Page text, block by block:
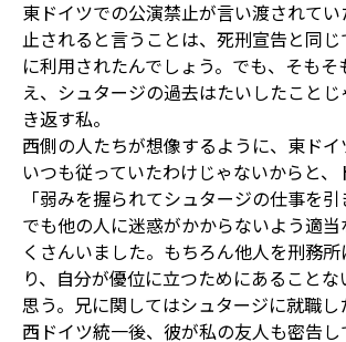
東ドイツでの公演禁止が言い渡されて
止されると言うことは、死刑宣告と同
に利用されたんでしょう。でも、そも
え、シュタージの過去はたいしたこと
き返す私。
西側の人たちが想像するように、東ド
いつも従っていたわけじゃないからと、
「弱みを握られてシュタージの仕事を
でも他の人に迷惑がかからないよう適
くさんいました。もちろん他人を刑務
り、自分が優位に立つためにあること
思う。兄に関してはシュタージに就職
西ドイツ統一後、彼が私の友人も密告